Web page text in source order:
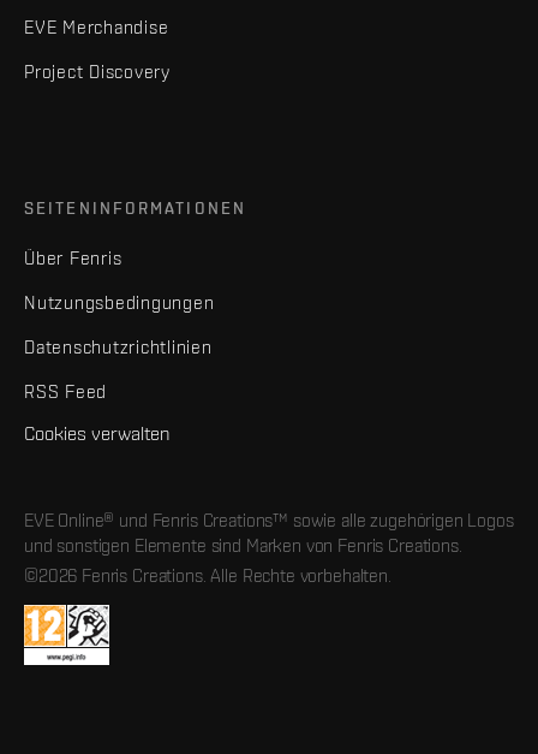
EVE Merchandise
Project Discovery
SEITENINFORMATIONEN
Über Fenris
Nutzungsbedingungen
Datenschutzrichtlinien
RSS Feed
Cookies verwalten
EVE Online® und Fenris Creations™ sowie alle zugehörigen Logos
und sonstigen Elemente sind Marken von Fenris Creations.
©2026 Fenris Creations. Alle Rechte vorbehalten.